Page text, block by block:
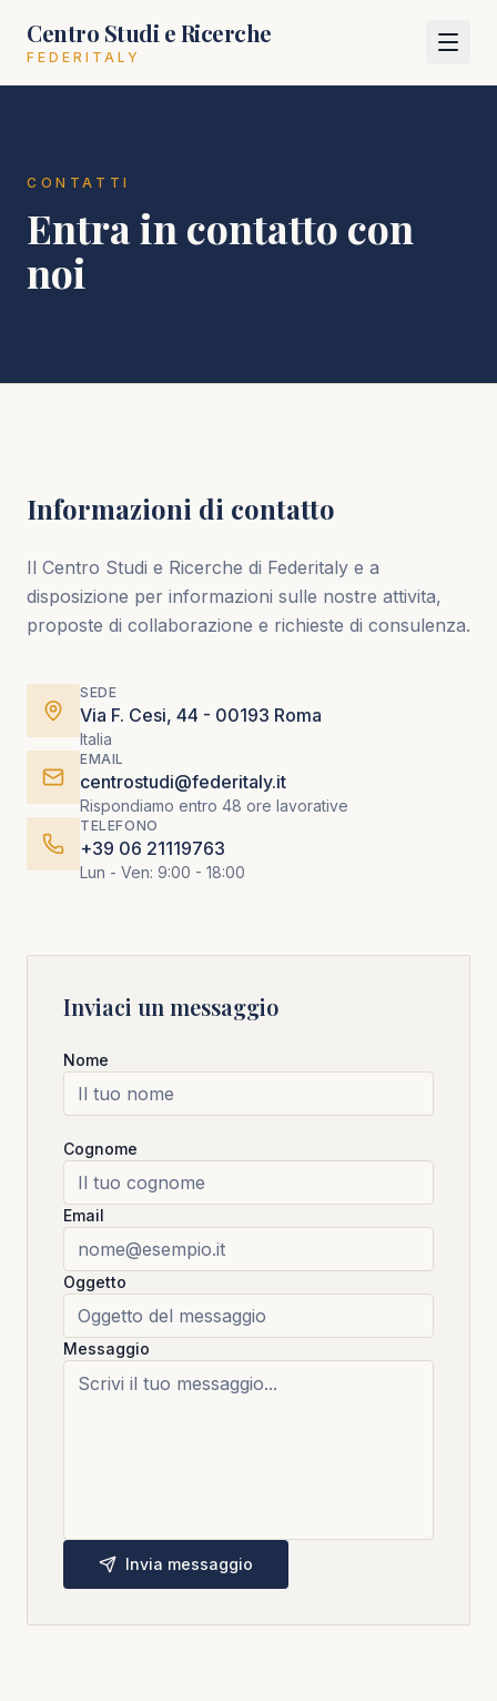
Centro Studi e Ricerche
FEDERITALY
CONTATTI
Entra in contatto con
noi
Informazioni di contatto
Il Centro Studi e Ricerche di Federitaly e a
disposizione per informazioni sulle nostre attivita,
proposte di collaborazione e richieste di consulenza.
SEDE
Via F. Cesi, 44 - 00193 Roma
Italia
EMAIL
centrostudi@federitaly.it
Rispondiamo entro 48 ore lavorative
TELEFONO
+39 06 21119763
Lun - Ven: 9:00 - 18:00
Inviaci un messaggio
Nome
Cognome
Email
Oggetto
Messaggio
Invia messaggio